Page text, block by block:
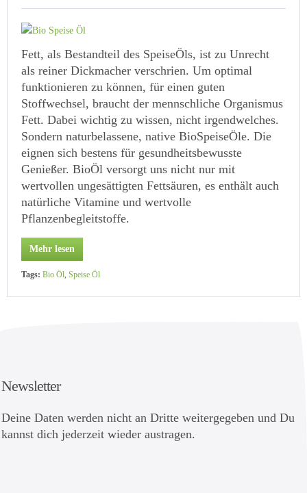
Fett, als Bestandteil des SpeiseÖls, ist zu Unrecht
als reiner Dickmacher verschrien. Um optimal
funktionieren zu können, für einen guten
Stoffwechsel, braucht der mennschliche Organismus
Fett. Dabei wichtig zu wissen, nicht irgendwelches.
Sondern naturbelassene, native BioSpeiseÖle. Die
eignen sich bestens für gesundheitsbewusste
Genießer. BioÖl versorgt uns nicht nur mit
wertvollen ungesättigten Fettsäuren, es enthält auch
natürliche Vitamine und wertvolle
Pflanzenbegleitstoffe.
Mehr lesen
Tags: Bio Öl, Speise Öl
Newsletter
Deine Daten werden nicht an Dritte weitergegeben und Du
kannst dich jederzeit wieder austragen.